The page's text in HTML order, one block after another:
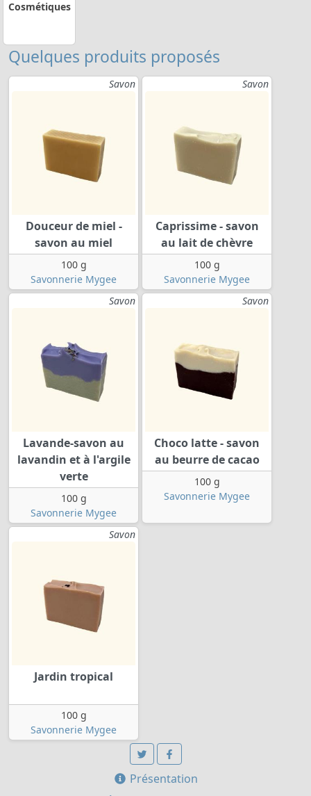
Cosmétiques
Quelques produits proposés
Savon
Douceur de miel -
savon au miel
100 g
Savonnerie Mygee
Savon
Caprissime - savon
au lait de chèvre
100 g
Savonnerie Mygee
Savon
Lavande-savon au
lavandin et à l'argile
verte
100 g
Savonnerie Mygee
Savon
Choco latte - savon
au beurre de cacao
100 g
Savonnerie Mygee
Savon
Jardin tropical
100 g
Savonnerie Mygee
Présentation